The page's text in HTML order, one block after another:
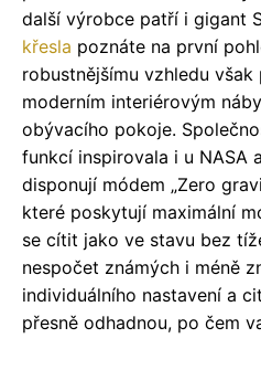
další výrobce patří i gigant
křesla poznáte na první
robustnějšímu vzhledu
moderním interiérovým
obývacího pokoje.
funkcí inspirovala i u NASA
disponují módem „Zero
které poskytují maximální
se cítit jako ve stavu bez
nespočet známých i méně
individuálního nastavení a
přesně odhadnou, po čem